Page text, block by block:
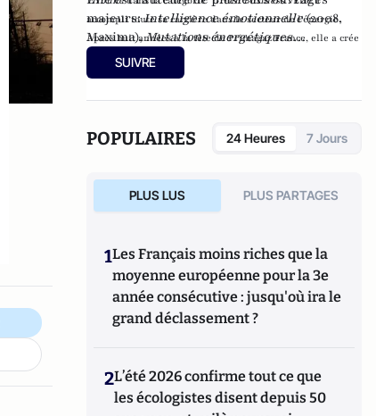
accompli toute sa carrière dans le secteur de l'énergie.
Après huit années à la tête de Primagaz France, elle a crée
Ede, la société Economie d'énergie.
majeurs:Intelligence émotionnelle(2008,
Maxima),Mutations énergétiques
(Gallimard, 2008) ou
nouveau monde de l'énergie
SUIVRE
POPULAIRES 24 Heures 7 Jours
PLUS LUS PLUS PARTAGES
1Les Français moins riches que la
moyenne européenne pour la 3e
année consécutive : jusqu'où ira le
grand déclassement ?
2L’été 2026 confirme tout ce que
les écologistes disent depuis 50